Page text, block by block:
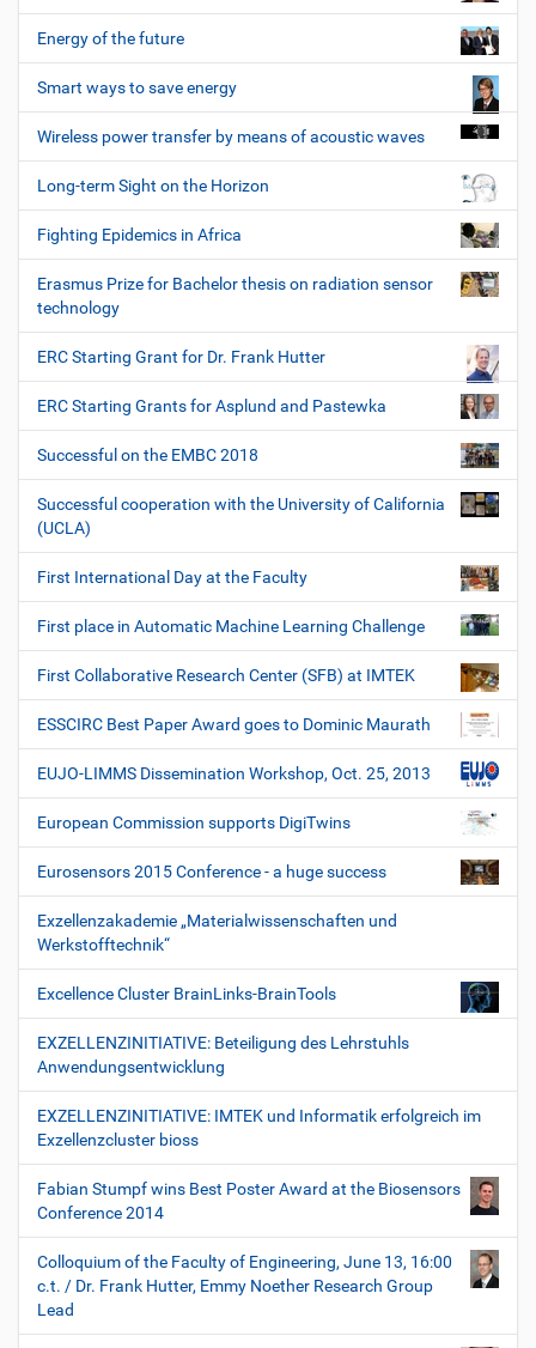
Energy of the future
Smart ways to save energy
Wireless power transfer by means of acoustic waves
Long-term Sight on the Horizon
Fighting Epidemics in Africa
Erasmus Prize for Bachelor thesis on radiation sensor
technology
ERC Starting Grant for Dr. Frank Hutter
ERC Starting Grants for Asplund and Pastewka
Successful on the EMBC 2018
Successful cooperation with the University of California
(UCLA)
First International Day at the Faculty
First place in Automatic Machine Learning Challenge
First Collaborative Research Center (SFB) at IMTEK
ESSCIRC Best Paper Award goes to Dominic Maurath
EUJO-LIMMS Dissemination Workshop, Oct. 25, 2013
European Commission supports DigiTwins
Eurosensors 2015 Conference - a huge success
Exzellenzakademie „Materialwissenschaften und
Werkstofftechnik“
Excellence Cluster BrainLinks-BrainTools
EXZELLENZINITIATIVE: Beteiligung des Lehrstuhls
Anwendungsentwicklung
EXZELLENZINITIATIVE: IMTEK und Informatik erfolgreich im
Exzellenzcluster bioss
Fabian Stumpf wins Best Poster Award at the Biosensors
Conference 2014
Colloquium of the Faculty of Engineering, June 13, 16:00
c.t. / Dr. Frank Hutter, Emmy Noether Research Group
Lead